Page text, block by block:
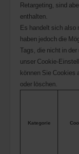
Retargeting, sind
enthalten.
Es handelt sich also
haben jedoch die
Tags, die nicht in
unser Cookie-
können Sie Cookies
oder löschen.
Kategorie